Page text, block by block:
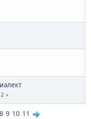
2
8 9 10 11